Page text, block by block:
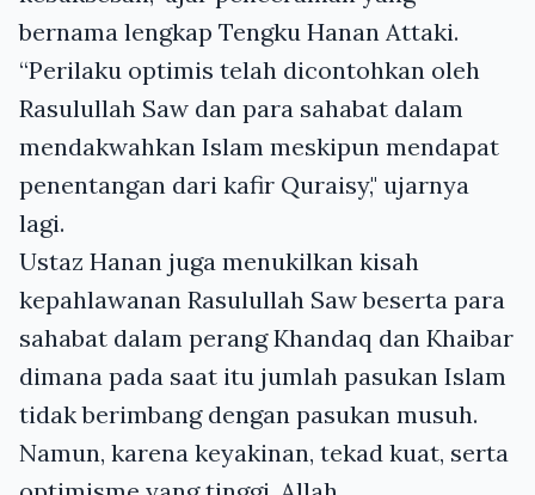
bernama lengkap Tengku Hanan Attaki.
“Perilaku optimis telah dicontohkan oleh
Rasulullah Saw dan para sahabat dalam
mendakwahkan Islam meskipun mendapat
penentangan dari kafir Quraisy," ujarnya
lagi.
Ustaz Hanan juga menukilkan kisah
kepahlawanan Rasulullah Saw beserta para
sahabat dalam perang Khandaq dan Khaibar
dimana pada saat itu jumlah pasukan Islam
tidak berimbang dengan pasukan musuh.
Namun, karena keyakinan, tekad kuat, serta